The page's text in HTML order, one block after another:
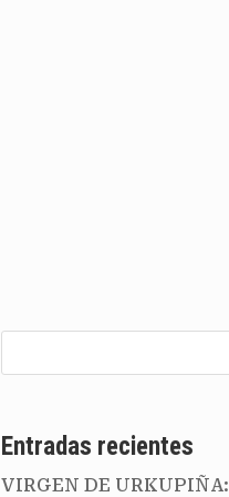
Entradas recientes
VIRGEN DE URKUPIÑA: